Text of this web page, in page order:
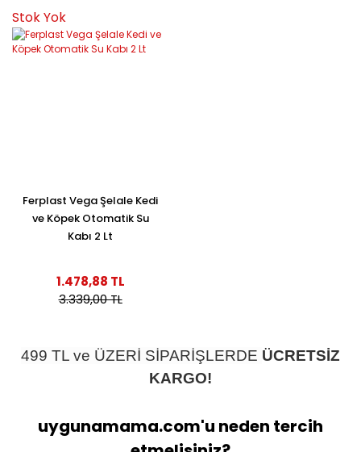
Stok Yok
Ferplast Vega Şelale Kedi
ve Köpek Otomatik Su
Kabı 2 Lt
1.478,88 TL
3.339,00 TL
499 TL ve ÜZERİ SİPARİŞLERDE ÜCRETSİZ
KARGO!
uygunamama.com'u neden tercih